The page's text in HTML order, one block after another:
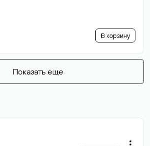
В корзину
Показать еще